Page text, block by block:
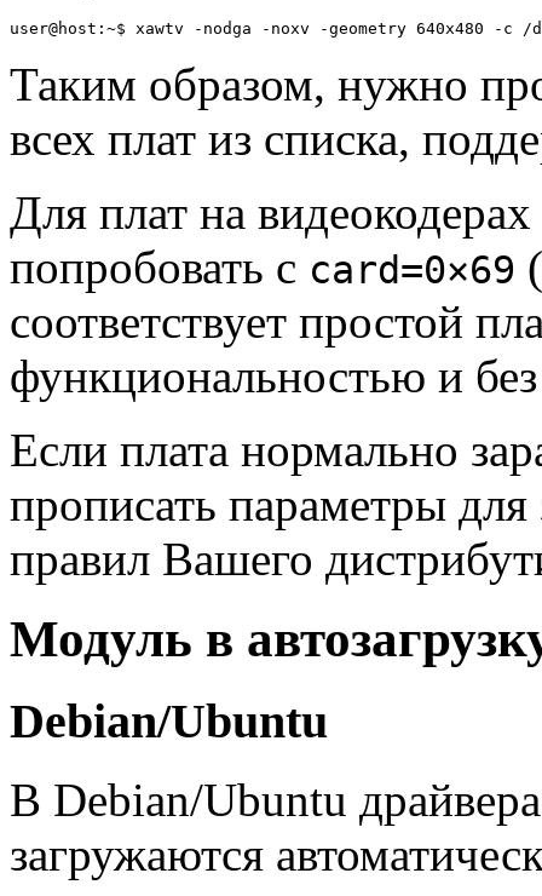
Таким образом, нужно
всех плат из списка,
Для плат на
попробовать с card=0×69
соответствует простой
функциональностью и
Если плата нормально
прописать параметры для
правил Вашего
Модуль в
Debian/Ubuntu
В Debian/Ubuntu
загружаются